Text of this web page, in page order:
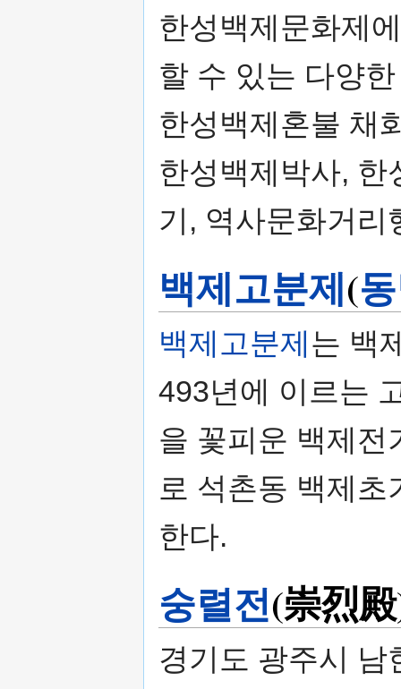
한성백제문화제
할 수 있는 다양
한성백제혼불 채
한성백제박사, 한
기, 역사문화거리
백제고분제(
백제고분제 는 백
493년에 이르는
을 꽃피운 백제전
로 석촌동 백제
한다.
숭렬전(崇烈
경기도 광주시